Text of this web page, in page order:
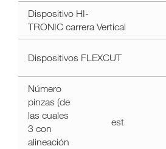
Dispositivo HI-
TRONIC carrera Vertical
Dispositivos FLEXCUT
Número
pinzas (de
las cuales
3 con
alineación
est